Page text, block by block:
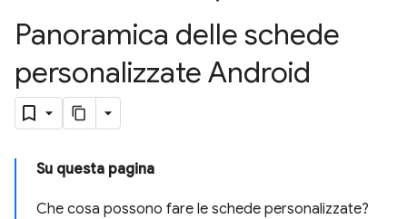
Panoramica delle schede
personalizzate Android
Su questa pagina
Che cosa possono fare le schede personalizzate?